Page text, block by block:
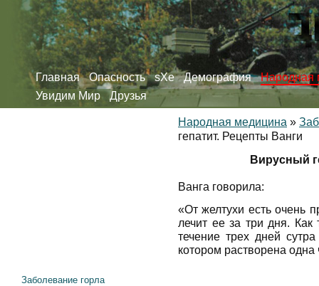
Главная Опасность sXe Демография
Народная
Увидим Мир
Друзья
Народная медицина »
гепатит. Рецепты Ванги
Вирусный
Ванга говорила:
«От желтухи есть очень
лечит ее за три дня. Как
течение трех дней
котором растворена
Заболевание горла